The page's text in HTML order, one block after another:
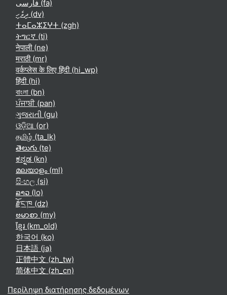
فارسی ‎(fa)‎
ދިވެހި ‎(dv)‎
ⵜⴰⵎⴰⵣⵉⵖⵜ ‎(zgh)‎
ትግርኛ ‎(ti)‎
नेपाली ‎(ne)‎
मराठी ‎(mr)‎
वर्कप्लेस के लिए हिंदी ‎(hi_wp)‎
हिंदी ‎(hi)‎
বাংলা ‎(bn)‎
ਪੰਜਾਬੀ ‎(pan)‎
ગુજરાતી ‎(gu)‎
ଓଡ଼ିଆ ‎(or)‎
தமிழ் ‎(ta_lk)‎
తెలుగు ‎(te)‎
ಕನ್ನಡ ‎(kn)‎
മലയാളം ‎(ml)‎
සිංහල ‎(si)‎
ລາວ ‎(lo)‎
རྫོང་ཁ ‎(dz)‎
ဗမာစာ ‎(my)‎
ខ្មែរ ‎(km_old)‎
한국어 ‎(ko)‎
日本語 ‎(ja)‎
正體中文 ‎(zh_tw)‎
简体中文 ‎(zh_cn)‎
Περίληψη διατήρησης δεδομένων